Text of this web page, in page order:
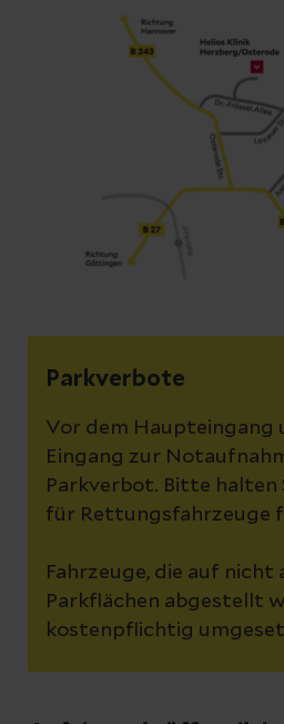
Parkverbote
Vor dem Haupteingang
Eingang zur
Parkverbot. Bitte halten
für Rettungsfahrzeuge
Fahrzeuge, die auf nicht
Parkflächen abgestellt
kostenpflichtig